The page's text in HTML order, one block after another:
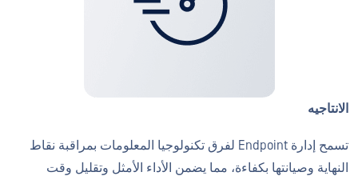
الانتاجيه
تسمح إدارة Endpoint لفرق تكنولوجيا المعلومات بمراقبة نقاط
النهاية وصيانتها بكفاءة، مما يضمن الأداء الأمثل وتقليل وقت